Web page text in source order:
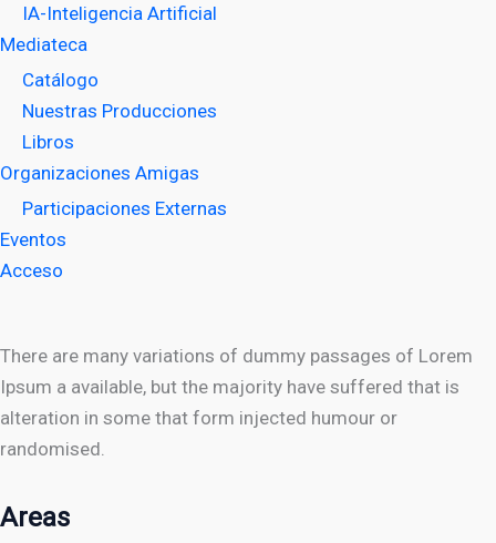
IA-Inteligencia Artificial
Mediateca
Catálogo
Nuestras Producciones
Libros
Organizaciones Amigas
Participaciones Externas
Eventos
Acceso
There are many variations of dummy passages of Lorem
Ipsum a available, but the majority have suffered that is
alteration in some that form injected humour or
randomised.
Areas